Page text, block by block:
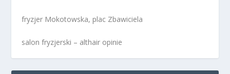
fryzjer Mokotowska, plac Zbawiciela
salon fryzjerski – althair opinie